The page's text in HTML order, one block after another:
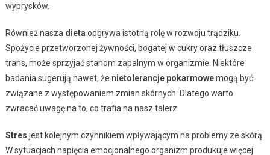
wyprysków.
Również nasza dieta odgrywa istotną rolę w rozwoju trądziku.
Spożycie przetworzonej żywności, bogatej w cukry oraz tłuszcze
trans, może sprzyjać stanom zapalnym w organizmie. Niektóre
badania sugerują nawet, że nietolerancje pokarmowemogą być
związane z występowaniem zmian skórnych. Dlatego warto
zwracać uwagę na to, co trafia na nasz talerz.
Stres jest kolejnym czynnikiem wpływającym na problemy ze skórą.
W sytuacjach napięcia emocjonalnego organizm produkuje więcej